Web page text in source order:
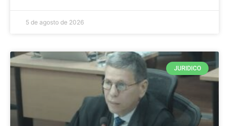
5 de agosto de 2026
JURIDICO